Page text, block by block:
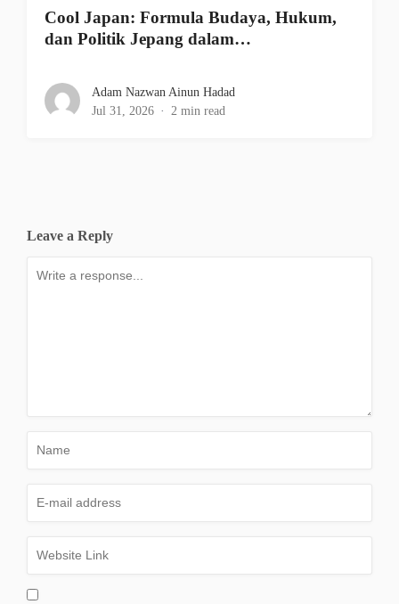
Cool Japan: Formula Budaya, Hukum,
dan Politik Jepang dalam…
Adam Nazwan Ainun Hadad
Jul 31, 2026
2 min read
Leave a Reply